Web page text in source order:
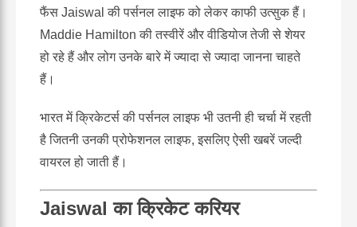
फैंस Jaiswal की पर्सनल लाइफ को लेकर काफी उत्सुक हैं।
Maddie Hamilton की तस्वीरें और वीडियोज तेजी से शेयर
हो रहे हैं और लोग उनके बारे में ज्यादा से ज्यादा जानना चाहते
हैं।
भारत में क्रिकेटर्स की पर्सनल लाइफ भी उतनी ही चर्चा में रहती
है जितनी उनकी प्रोफेशनल लाइफ, इसलिए ऐसी खबरें जल्दी
वायरल हो जाती हैं।
Jaiswal का क्रिकेट करियर